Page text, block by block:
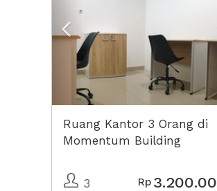
Ruang Kantor 3 Orang di
Momentum Building
3 Rp